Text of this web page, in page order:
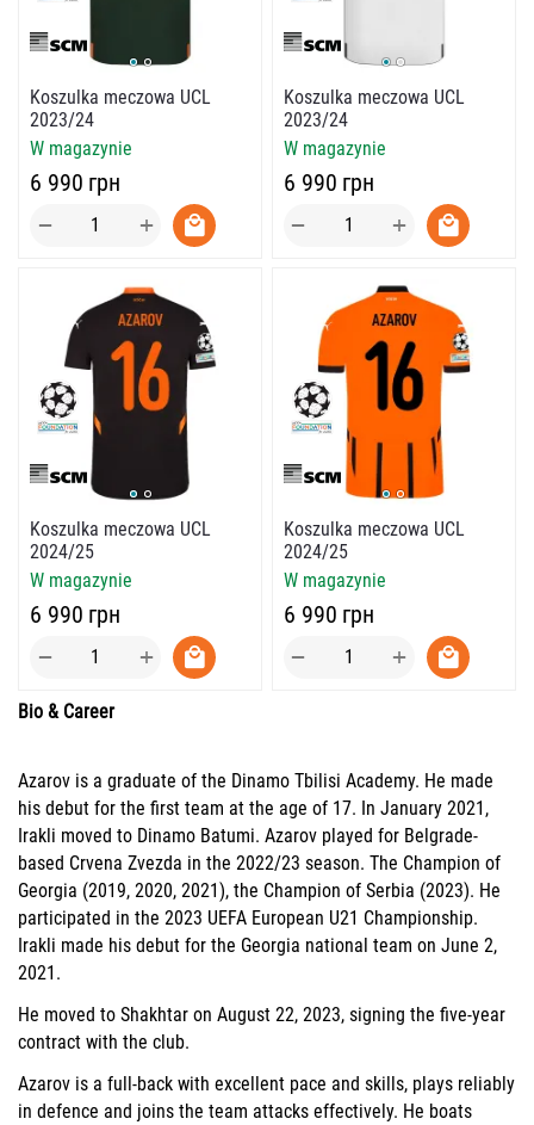
Koszulka meczowa UCL
2023/24
W magazynie
‍6 990‍ грн
+
−
Koszulka meczowa UCL
2023/24
W magazynie
‍6 990‍ грн
+
−
Koszulka meczowa UCL
2024/25
W magazynie
‍6 990‍ грн
+
−
Koszulka meczowa UCL
2024/25
W magazynie
‍6 990‍ грн
+
−
Bio & Career
Azarov is a graduate of the Dinamo Tbilisi Academy. He made
his debut for the first team at the age of 17. In January 2021,
Irakli moved to Dinamo Batumi. Azarov played for Belgrade-
based Crvena Zvezda in the 2022/23 season. The Champion of
Georgia (2019, 2020, 2021), the Champion of Serbia (2023). He
participated in the 2023 UEFA European U21 Championship.
Irakli made his debut for the Georgia national team on June 2,
2021.
He moved to Shakhtar on August 22, 2023, signing the five-year
contract with the club.
Azarov is a full-back with excellent pace and skills, plays reliably
in defence and joins the team attacks effectively. He boats